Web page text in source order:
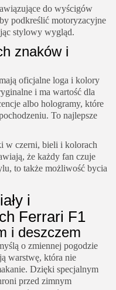
do wyścigów
podkreślić motoryzacyjne
stylowy wygląd.
znaków i
oficjalne loga i kolory
i ma wartość dla
albo hologramy, które
To najlepsze
w czerni, bieli i kolorach
że każdy fan czuje
to także możliwość bycia
i
Ferrari F1
i deszczem
o zmiennej pogodzie
warstwę, która nie
Dzięki specjalnym
przed zimnym